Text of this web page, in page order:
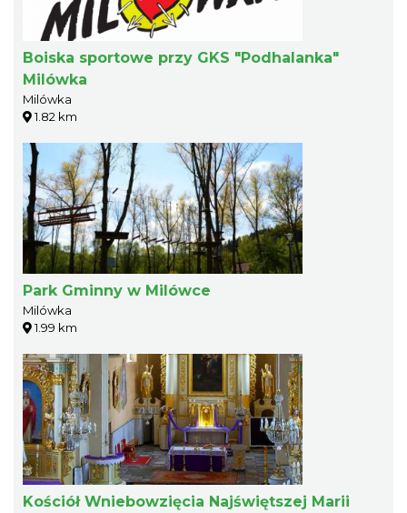
Boiska sportowe przy GKS "Podhalanka"
Milówka
Milówka
1.82 km
Park Gminny w Milówce
Milówka
1.99 km
Kościół Wniebowzięcia Najświętszej Marii